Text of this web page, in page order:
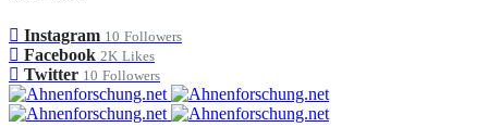
Instagram 10 Followers
Facebook 2K Likes
Twitter 10 Followers